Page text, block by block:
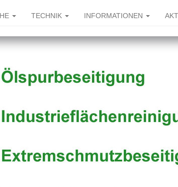
TECHNIK INFORMATIONEN